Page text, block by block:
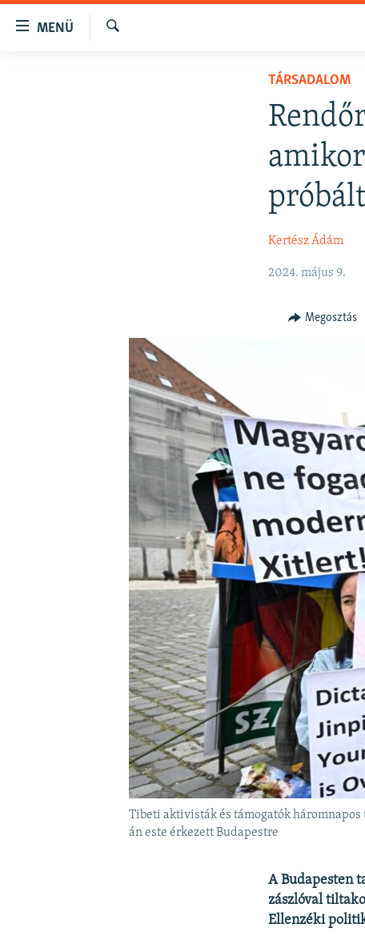
Akadálymentes
MENÜ
A MÚLT TANULSÁGAI
TÁRSADALOM
Kertész Ádám
2024. május 9.
Megosztás
Tibeti aktivisták és támogatók
án este érkezett Budapestre
A Budapesten
zászlóval
Ellenzéki